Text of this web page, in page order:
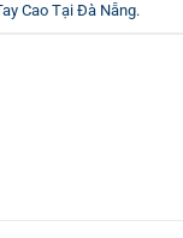
Cao Tại Đà Nẵng.